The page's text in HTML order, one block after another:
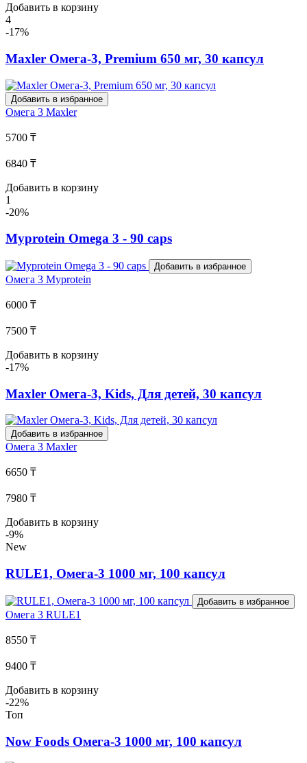
Добавить в корзину
4
-17%
Maxler Омега-3, Premium 650 мг, 30 капсул
Добавить в избранное
Омега 3 Maxler
5700 ₸
6840 ₸
Добавить в корзину
1
-20%
Myprotein Omega 3 - 90 caps
Добавить в избранное
Омега 3 Myprotein
6000 ₸
7500 ₸
Добавить в корзину
-17%
Maxler Омега-3, Kids, Для детей, 30 капсул
Добавить в избранное
Омега 3 Maxler
6650 ₸
7980 ₸
Добавить в корзину
-9%
New
RULE1, Омега-3 1000 мг, 100 капсул
Добавить в избранное
Омега 3 RULE1
8550 ₸
9400 ₸
Добавить в корзину
-22%
Топ
Now Foods Омега-3 1000 мг, 100 капсул